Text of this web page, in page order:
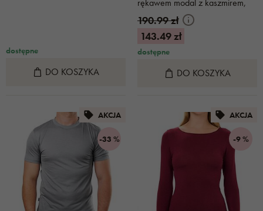
dostępne
DO KOSZYKA
rękawem modal z kaszmirem,
różowy
190.99 zł
143.49 zł
dostępne
DO KOSZYKA
AKCJA
-33 %
AKCJA
-9 %